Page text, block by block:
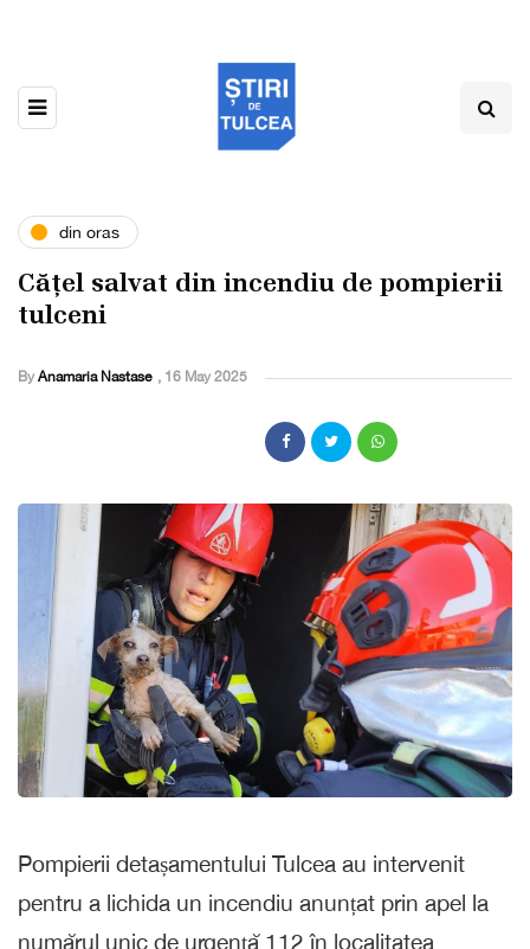
din oras
Cățel salvat din incendiu de pompierii
tulceni
By Anamaria Nastase , 16 May 2025
Pompierii detașamentului Tulcea au intervenit
pentru a lichida un incendiu anunțat prin apel la
numărul unic de urgență 112 în localitatea